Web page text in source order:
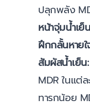
ปลุกพลัง
หน้าจุ่มน้ำเย็
ฝึกกลั้นหายใ
สัมผัสน้ำเย็น:
MDR ในแต่
ทารกน้อย